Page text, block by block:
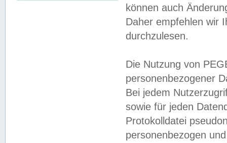
können auch
Daher empfehlen wir
durchzulesen.
Die Nutzung von
personenbezogener
Bei jedem
sowie für jeden
Protokolldatei
personenbezogen